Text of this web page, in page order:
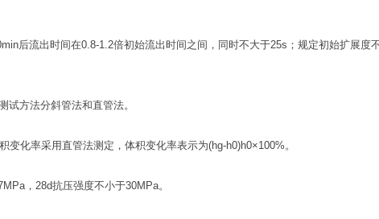
后流出时间在0.8-1.2倍初始流出时间之间，同时不大于25s；规定初始扩展度
方法分斜管法和直管法。
化率采用直管法测定，体积变化率表示为(hg-h0)h0×100%。
，28d抗压强度不小于30MPa。